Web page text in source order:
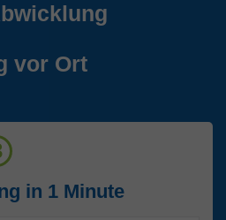
vor Ort
in 1 Minute